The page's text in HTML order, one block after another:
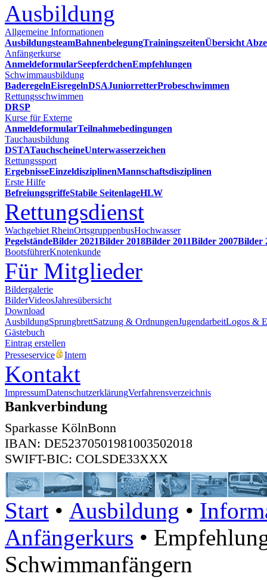
Ausbildung
Allgemeine Informationen
AusbildungsteamBahnenbelegungTrainingszeitenÜbersicht
Anfängerkurse
AnmeldeformularSeepferdchenEmpfehlungen
Schwimmausbildung
BaderegelnEisregelnDSAJuniorretterProbeschwimmen
Rettungsschwimmen
DRSP
Kurse für Externe
AnmeldeformularTeilnahmebedingungen
Tauchausbildung
DSTATauchscheineUnterwasserzeichen
Rettungssport
ErgebnisseEinzeldisziplinenMannschaftsdisziplinen
Erste Hilfe
BefreiungsgriffeStabile SeitenlageHLW
Rettungsdienst
Wachgebiet RheinOrtsgruppenbusHochwasser
PegelständeBilder 2021Bilder 2018Bilder 2011Bilder 2007Bilder
BootsführerKnotenkunde
Für Mitglieder
Bildergalerie
BilderVideosJahresübersicht
Download
AusbildungSprungbrettSatzung & OrdnungenJugendarbeitLogos &
Gästebuch
Eintrag erstellen
Presseservice
Intern
Kontakt
ImpressumDatenschutzerklärungVerfahrensverzeichnis
Bankverbindung
Sparkasse KölnBonn
IBAN: DE52370501981003502018
SWIFT-BIC: COLSDE33XXX
Start • Ausbildung •
Anfängerkurs •
Schwimmanfängern